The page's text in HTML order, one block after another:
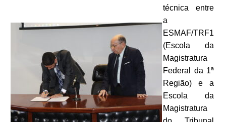
técnica entre
a
ESMAF/TRF1
(Escola da
Magistratura
Federal da 1ª
Região) e a
Escola da
Magistratura